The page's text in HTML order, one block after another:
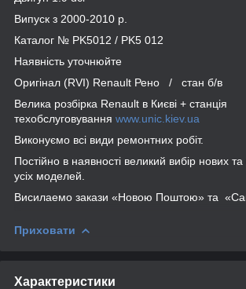
Випуск з 2000-2010 р.
Каталог № PK5012 / PK5 012
Наявність уточнюйте
Оригінал (RVI) Renault Рено / стан б/в
Велика розбірка Renault в Києві + станція
техобслуговування www.unic.kiev.ua
Виконуємо всі види ремонтних робіт.
Постійно в наявності великий вибір нових
усіх моделей.
Висилаемо закази «Новою Поштою» та
Приховати
Характеристики